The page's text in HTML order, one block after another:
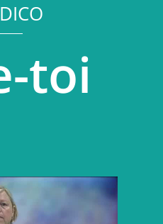
toi
Lecteur
vidéo